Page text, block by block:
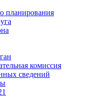
планирования
комиссия
сведений